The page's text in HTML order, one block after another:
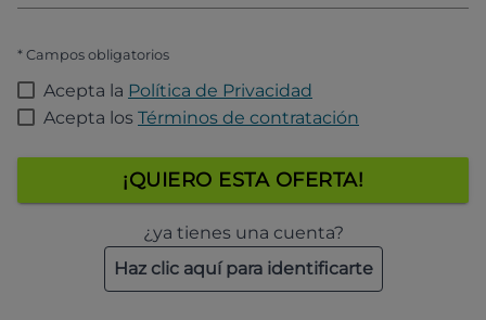
* Campos obligatorios
Acepta la Política de Privacidad
Acepta los Términos de contratación
¡QUIERO ESTA OFERTA!
¿ya tienes una cuenta?
Haz clic aquí para identificarte